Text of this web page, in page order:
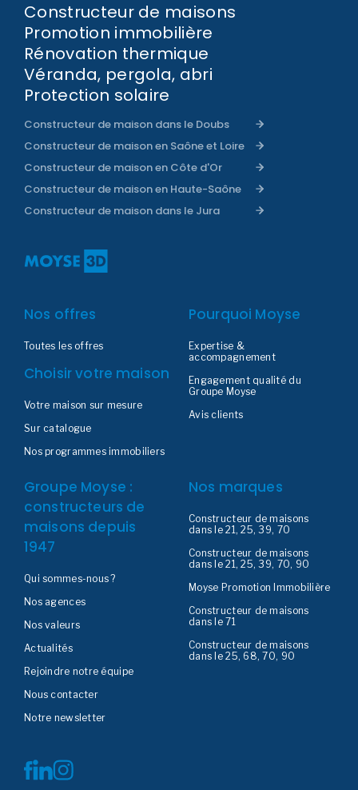
Constructeur de maisons
Promotion immobilière
Rénovation thermique
Véranda, pergola, abri
Protection solaire
Constructeur de maison dans le Doubs
Constructeur de maison en Saône et Loire
Constructeur de maison en Côte d'Or
Constructeur de maison en Haute-Saône
Constructeur de maison dans le Jura
Nos offres
Toutes les offres
Choisir votre maison
Votre maison sur mesure
Sur catalogue
Nos programmes immobiliers
Pourquoi Moyse
Expertise &
accompagnement
Engagement qualité du
Groupe Moyse
Avis clients
Groupe Moyse :
constructeurs de
maisons depuis
1947
Qui sommes-nous ?
Nos agences
Nos valeurs
Actualités
Rejoindre notre équipe
Nous contacter
Notre newsletter
Nos marques
Constructeur de maisons
dans le 21, 25, 39, 70
Constructeur de maisons
dans le 21, 25, 39, 70, 90
Moyse Promotion Immobilière
Constructeur de maisons
dans le 71
Constructeur de maisons
dans le 25, 68, 70, 90